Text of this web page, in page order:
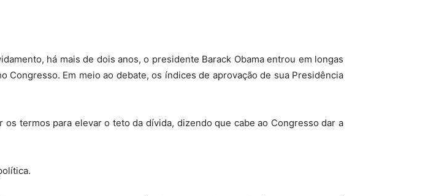
Nacional
há mais de dois anos, o presidente Barack Obama entrou em longas
Em meio ao debate, os índices de aprovação de sua Presidência
termos para elevar o teto da dívida, dizendo que cabe ao Congresso dar a